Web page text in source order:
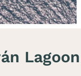
Lagoon